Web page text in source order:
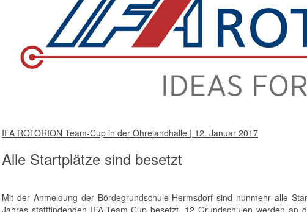
IFA ROTORION Team-Cup in der Ohrelandhalle | 12. Januar 2017
Alle Startplätze sind besetzt
Mit der Anmeldung der Bördegrundschule Hermsdorf sind nunmehr alle
Jahres stattfindenden IFA-Team-Cup besetzt. 12 Grundschulen werden an